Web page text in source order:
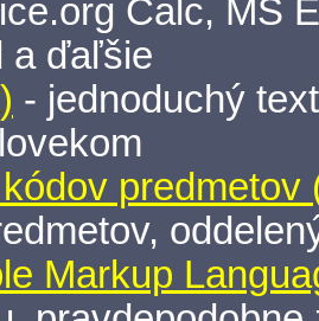
Calc, MS
a ďaľšie
- jednoduchý
predmetov
Markup